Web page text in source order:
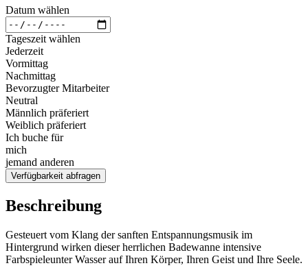
Datum wählen
Tageszeit wählen
Jederzeit
Vormittag
Nachmittag
Bevorzugter Mitarbeiter
Neutral
Männlich präferiert
Weiblich präferiert
Ich buche für
mich
jemand anderen
Verfügbarkeit abfragen
Beschreibung
Gesteuert vom Klang der sanften Entspannungsmusik im
Hintergrund wirken dieser herrlichen Badewanne intensive
Farbspieleunter Wasser auf Ihren Körper, Ihren Geist und Ihre Seele.